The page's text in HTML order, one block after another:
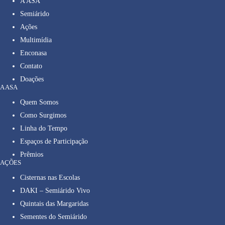
Semiárido
Ações
Multimídia
Enconasa
Contato
Doações
A ASA
Quem Somos
Como Surgimos
Linha do Tempo
Espaços de Participação
Prêmios
AÇÕES
Cisternas nas Escolas
DAKI – Semiárido Vivo
Quintais das Margaridas
Sementes do Semiárido